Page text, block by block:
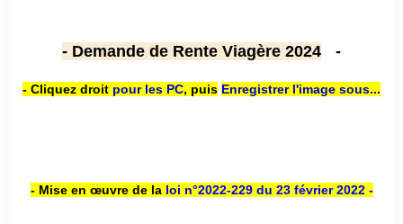
- Demande de Rente Viagère 2024 -
- Cliquez droit pour les PC, puis Enregistrer l'image sous...
- Mise en œuvre de la loi n°2022-229 du 23 février 2022 -